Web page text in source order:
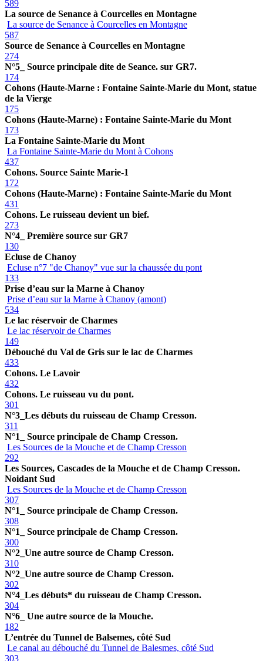
589
La source de Senance à Courcelles en Montagne
La source de Senance à Courcelles en Montagne
587
Source de Senance à Courcelles en Montagne
274
N°5_ Source principale dite de Seance. sur GR7.
174
Cohons (Haute-Marne : Fontaine Sainte-Marie du Mont, statue
de la Vierge
175
Cohons (Haute-Marne) : Fontaine Sainte-Marie du Mont
173
La Fontaine Sainte-Marie du Mont
La Fontaine Sainte-Marie du Mont à Cohons
437
Cohons. Source Sainte Marie-1
172
Cohons (Haute-Marne) : Fontaine Sainte-Marie du Mont
431
Cohons. Le ruisseau devient un bief.
273
N°4_ Première source sur GR7
130
Ecluse de Chanoy
Ecluse n°7 "de Chanoy" vue sur la chaussée du pont
133
Prise d’eau sur la Marne à Chanoy
Prise d’eau sur la Marne à Chanoy (amont)
534
Le lac réservoir de Charmes
Le lac réservoir de Charmes
149
Débouché du Val de Gris sur le lac de Charmes
433
Cohons. Le Lavoir
432
Cohons. Le ruisseau vu du pont.
301
N°3_Les débuts du ruisseau de Champ Cresson.
311
N°1_ Source principale de Champ Cresson.
Les Sources de la Mouche et de Champ Cresson
292
Les Sources, Cascades de la Mouche et de Champ Cresson.
Noidant Sud
Les Sources de la Mouche et de Champ Cresson
307
N°1_ Source principale de Champ Cresson.
308
N°1_ Source principale de Champ Cresson.
300
N°2_Une autre source de Champ Cresson.
310
N°2_Une autre source de Champ Cresson.
302
N°4_Les débuts* du ruisseau de Champ Cresson.
304
N°6_ Une autre source de la Mouche.
182
L’entrée du Tunnel de Balsemes, côté Sud
Le canal au débouché du Tunnel de Balesmes, côté Sud
303